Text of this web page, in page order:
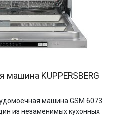
машина KUPPERSBERG
машина GSM 6073
из незаменимых кухонных